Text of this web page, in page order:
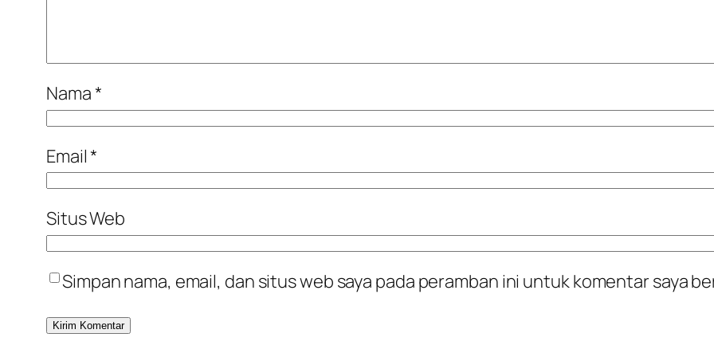
Nama*
Email*
Situs Web
Simpan nama, email, dan situs web saya pada peramban ini untuk komentar saya